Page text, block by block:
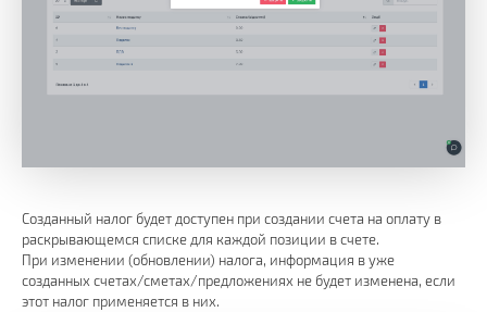
Созданный налог будет доступен при создании счета на оплату в
раскрывающемся списке для каждой позиции в счете.
При изменении (обновлении) налога, информация в уже
созданных счетах/сметах/предложениях не будет изменена, если
этот налог применяется в них.